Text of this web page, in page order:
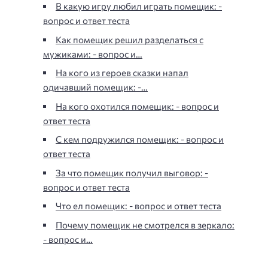
В какую игру любил играть помещик: -
вопрос и ответ теста
Как помещик решил разделаться с
мужиками: - вопрос и…
На кого из героев сказки напал
одичавший помещик: -…
На кого охотился помещик: - вопрос и
ответ теста
С кем подружился помещик: - вопрос и
ответ теста
За что помещик получил выговор: -
вопрос и ответ теста
Что ел помещик: - вопрос и ответ теста
Почему помещик не смотрелся в зеркало:
- вопрос и…